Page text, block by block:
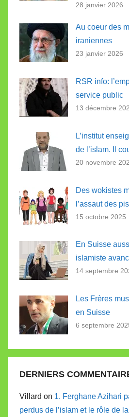
28 janvier 2026
Au coeur des
iraniennes
23 janvier 2026
RSR info:
service public
13 décembre
L’institut
de l’islam. Il
20 novembre
Des wokistes
l’assaut des
15 octobre 2025
En Suisse
islamiste
14 septembre
Les Frères
en Suisse
6 septembre
DERNIERS
Villard on 1. Ferghane Azihari
perdus de l’islam et le rôle de